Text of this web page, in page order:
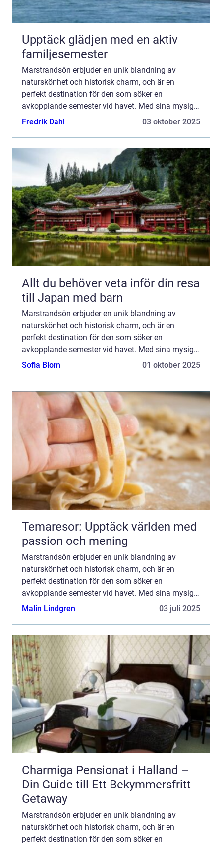
Upptäck glädjen med en aktiv
familjesemester
Marstrandsön erbjuder en unik blandning av
naturskönhet och historisk charm, och är en
perfekt destination för den som söker en
avkopplande semester vid havet. Med sina mysiga
hotell och närheten till natur, kultur och h...
Fredrik Dahl 03 oktober 2025
Allt du behöver veta inför din resa
till Japan med barn
Marstrandsön erbjuder en unik blandning av
naturskönhet och historisk charm, och är en
perfekt destination för den som söker en
avkopplande semester vid havet. Med sina mysiga
hotell och närheten till natur, kultur och h...
Sofia Blom 01 oktober 2025
Temaresor: Upptäck världen med
passion och mening
Marstrandsön erbjuder en unik blandning av
naturskönhet och historisk charm, och är en
perfekt destination för den som söker en
avkopplande semester vid havet. Med sina mysiga
hotell och närheten till natur, kultur och h...
Malin Lindgren 03 juli 2025
Charmiga Pensionat i Halland –
Din Guide till Ett Bekymmersfritt
Getaway
Marstrandsön erbjuder en unik blandning av
naturskönhet och historisk charm, och är en
perfekt destination för den som söker en